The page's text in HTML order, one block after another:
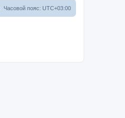
Часовой пояс: UTC+03:00